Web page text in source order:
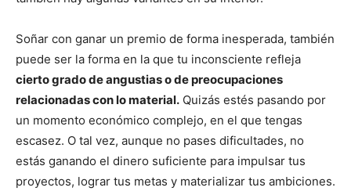
Soñar con ganar un premio de forma inesperada, también
puede ser la forma en la que tu inconsciente refleja
cierto grado de angustias o de preocupaciones
relacionadas con lo material. Quizás estés pasando por
un momento económico complejo, en el que tengas
escasez. O tal vez, aunque no pases dificultades, no
estás ganando el dinero suficiente para impulsar tus
proyectos, lograr tus metas y materializar tus ambiciones.